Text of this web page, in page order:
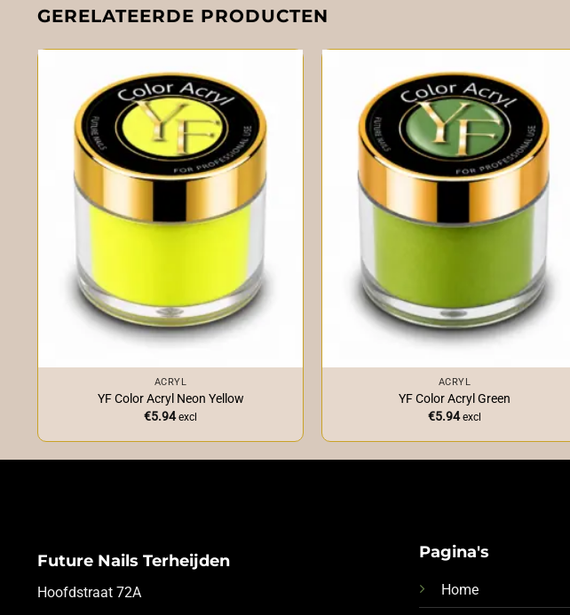
GERELATEERDE PRODUCTEN
ACRYL
YF Color Acryl Neon Yellow
€5.94 excl
ACRYL
YF Color Acryl Green
€5.94 excl
Future Nails Terheijden
Hoofdstraat 72A
Pagina's
Home